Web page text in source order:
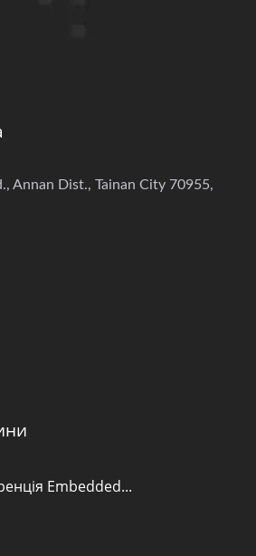
Annan Dist., Tainan City 70955,
Embedded...